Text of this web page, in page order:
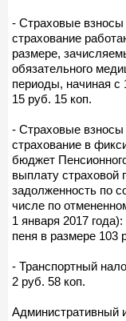
- Страховые взносы
страхование
размере,
обязательного
периоды, начиная с
15 руб. 15 коп.
- Страховые взносы
страхование в
бюджет
выплату страховой
задолженность по
числе по
1 января 2017
пеня в размере 103
- Транспортный
2 руб. 58 коп.
Административный